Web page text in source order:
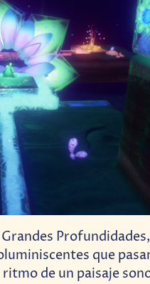
que
de un paisaje